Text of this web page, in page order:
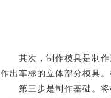
其次，制作模具是制作
作出车标的立体部分模具
第三步是制作基础。将